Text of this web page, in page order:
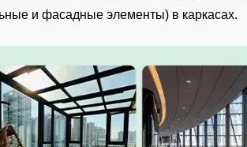
и фасадные элементы) в каркасах.